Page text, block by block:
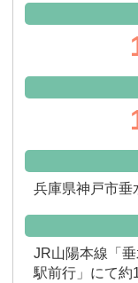
兵庫県神戸市垂
JR山陽本線「
駅前行」にて約